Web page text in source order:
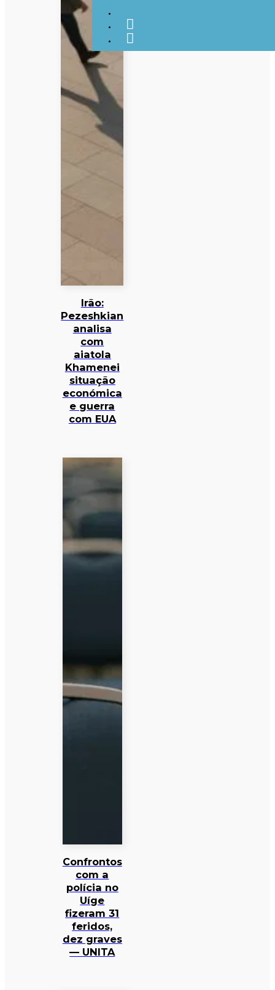
Irão:
Pezeshkian
analisa
com
aiatola
Khamenei
situação
económica
e guerra
com EUA
Confrontos
com a
polícia no
Uíge
fizeram 31
feridos,
dez graves
— UNITA